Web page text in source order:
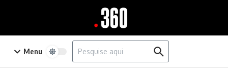
Menu
Procurar por: